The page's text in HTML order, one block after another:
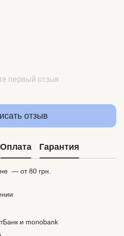
первый отзыв
отзыв
Оплата Гарантия
— от 80 грн.
и monobank